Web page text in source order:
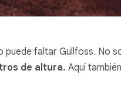
puede faltar Gullfoss. No
de altura. Aquí